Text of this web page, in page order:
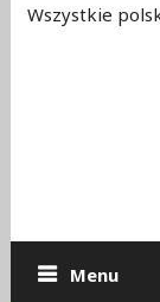
Wszystkie
Menu